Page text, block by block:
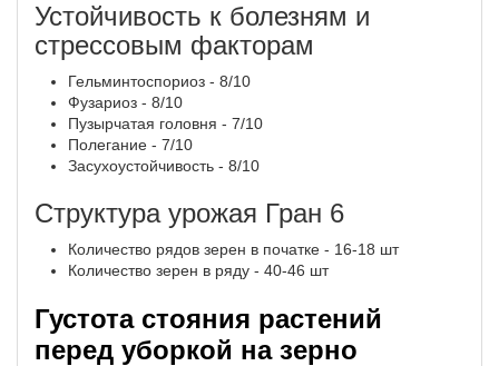
Устойчивость к болезням и
стрессовым факторам
Гельминтоспориоз - 8/10
Фузариоз - 8/10
Пузырчатая головня - 7/10
Полегание - 7/10
Засухоустойчивость - 8/10
Структура урожая Гран 6
Количество рядов зерен в початке - 16-18 шт
Количество зерен в ряду - 40-46 шт
Густота стояния растений
перед уборкой на зерно